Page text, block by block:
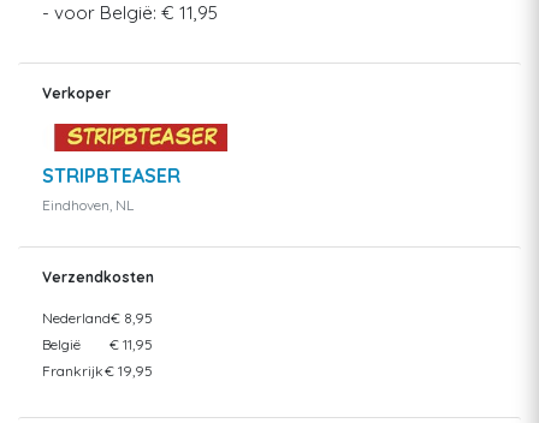
- voor België: € 11,95
Verkoper
STRIPBTEASER
Eindhoven, NL
Verzendkosten
Nederland€ 8,95
België
€ 11,95
Frankrijk€ 19,95